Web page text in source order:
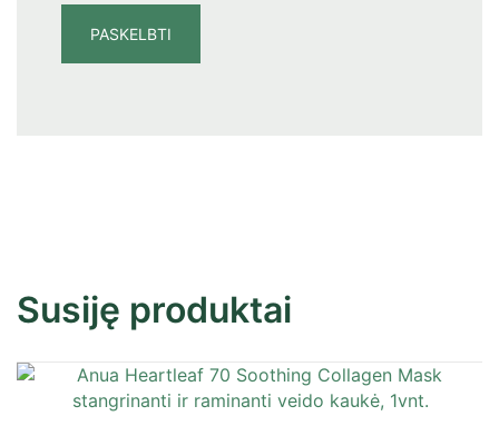
Susiję produktai